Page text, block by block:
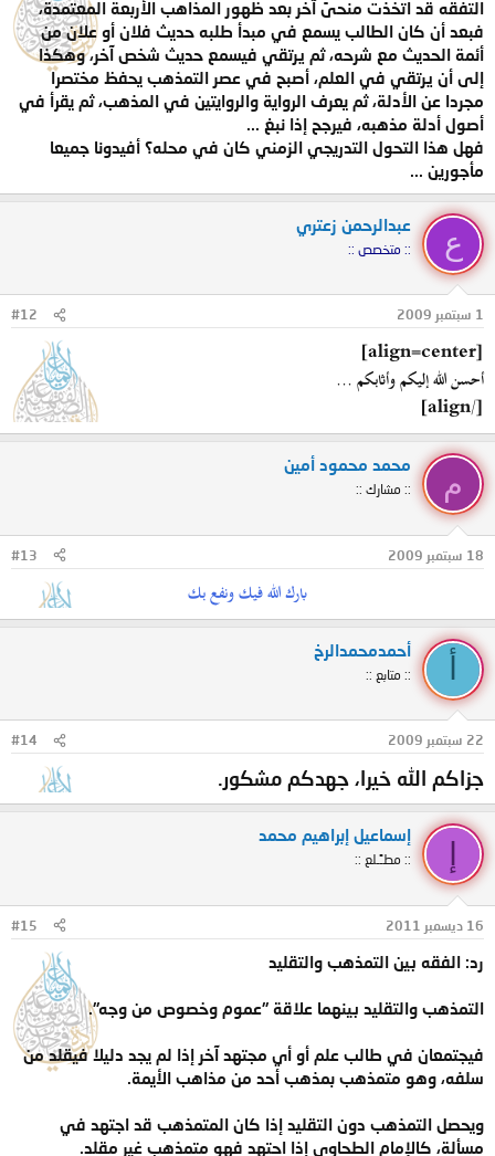
التفقه قد اتخذت منحىً آخر بعد ظهور المذاهب الأربعة المعتمدة،
فبعد أن كان الطالب يسمع في مبدأ طلبه حديث فلان أو علان من
أئمة الحديث مع شرحه، ثم يرتقي فيسمع حديث شخص آخر، وهكذا
إلى أن يرتقي في العلم، أصبح في عصر التمذهب يحفظ مختصرا
مجردا عن الأدلة، ثم يعرف الرواية والروايتين في المذهب، ثم يقرأ في
أصول أدلة مذهبه، فيرجح إذا نبغ ...
فهل هذا التحول التدريجي الزمني كان في محله؟ أفيدونا جميعا
مأجورين ...
ع
عبدالرحمن زعتري
:: متخصص ::
1 سبتمبر 2009 #12
[align=center]
أحسن الله إليكم وأثابكم ...
[/align]
م
محمد محمود أمين
:: مشارك ::
18 سبتمبر 2009 #13
بارك الله فيك ونفع بك
أحمدمحمدالرخ
:: متابع ::
22 سبتمبر 2009 #14
جزاكم الله خيرا، جهدكم مشكور.
إسماعيل إبراهيم محمد
:: مطـًـلع ::
16 ديسمبر 2011 #15
رد: الفقه بين التمذهب والتقليد
التمذهب والتقليد بينهما علاقة "عموم وخصوص من وجه".
فيجتمعان في طالب علم أو أي مجتهد آخر إذا لم يجد دليلا فيقلد من
سلفه، وهو متمذهب بمذهب أحد من مذاهب الأيمة.
ويحصل التمذهب دون التقليد إذا كان المتمذهب قد اجتهد في
مسألة، كالإمام الطحاوي إذا احتهد فهو متمذهب غير مقلد.